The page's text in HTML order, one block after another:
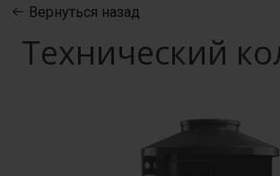
Вернуться назад
Технический